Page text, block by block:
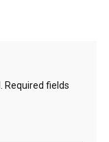
Required fields